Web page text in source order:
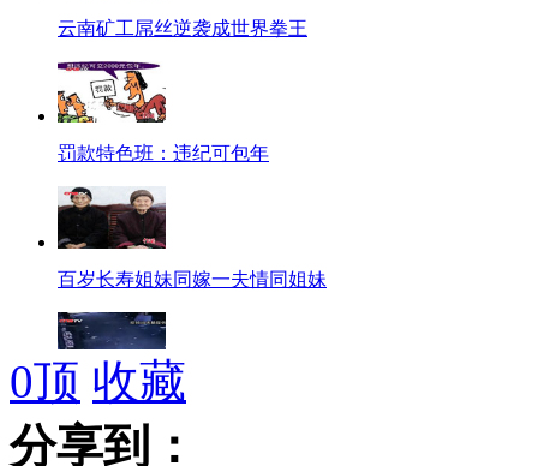
云南矿工屌丝逆袭成世界拳王
罚款特色班：违纪可包年
百岁长寿姐妹同嫁一夫情同姐妹
监拍浙江金华下水道离奇爆炸
0顶 收藏
分享到：